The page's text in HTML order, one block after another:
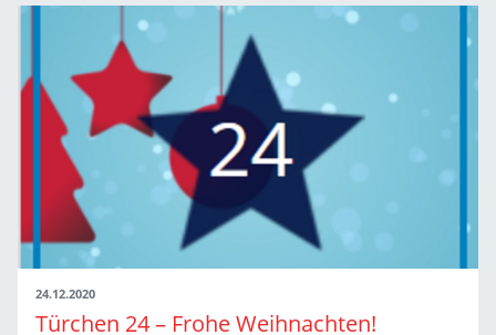
24.12.2020
Türchen 24 – Frohe Weihnachten!